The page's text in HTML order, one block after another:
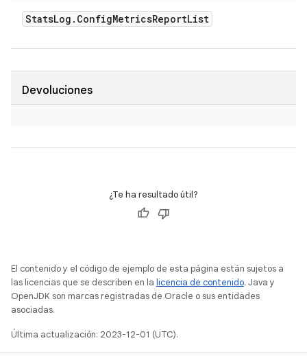
StatsLog . ConfigMetricsReportList
Devoluciones
¿Te ha resultado útil?
El contenido y el código de ejemplo de esta página están sujetos a
las licencias que se describen en la licencia de contenido. Java y
OpenJDK son marcas registradas de Oracle o sus entidades
asociadas.
Última actualización: 2023-12-01 (UTC).